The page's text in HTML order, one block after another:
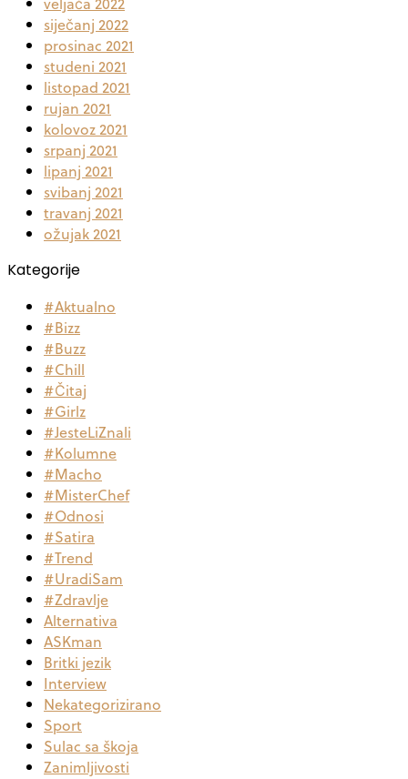
siječanj 2022
prosinac 2021
studeni 2021
listopad 2021
rujan 2021
kolovoz 2021
srpanj 2021
lipanj 2021
svibanj 2021
travanj 2021
ožujak 2021
Kategorije
#Aktualno
#Bizz
#Buzz
#Chill
#Čitaj
#Girlz
#JesteLiZnali
#Kolumne
#Macho
#MisterChef
#Odnosi
#Satira
#Trend
#UradiSam
#Zdravlje
Alternativa
ASKman
Britki jezik
Interview
Nekategorizirano
Sport
Sulac sa škoja
Zanimljivosti